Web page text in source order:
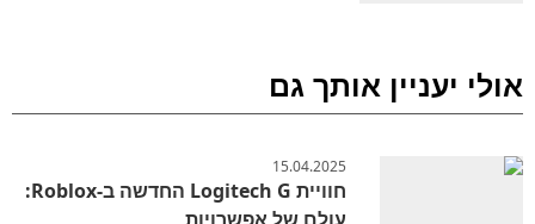
אולי יעניין אותך גם
15.04.2025
חוויית Logitech G החדשה ב-Roblox: